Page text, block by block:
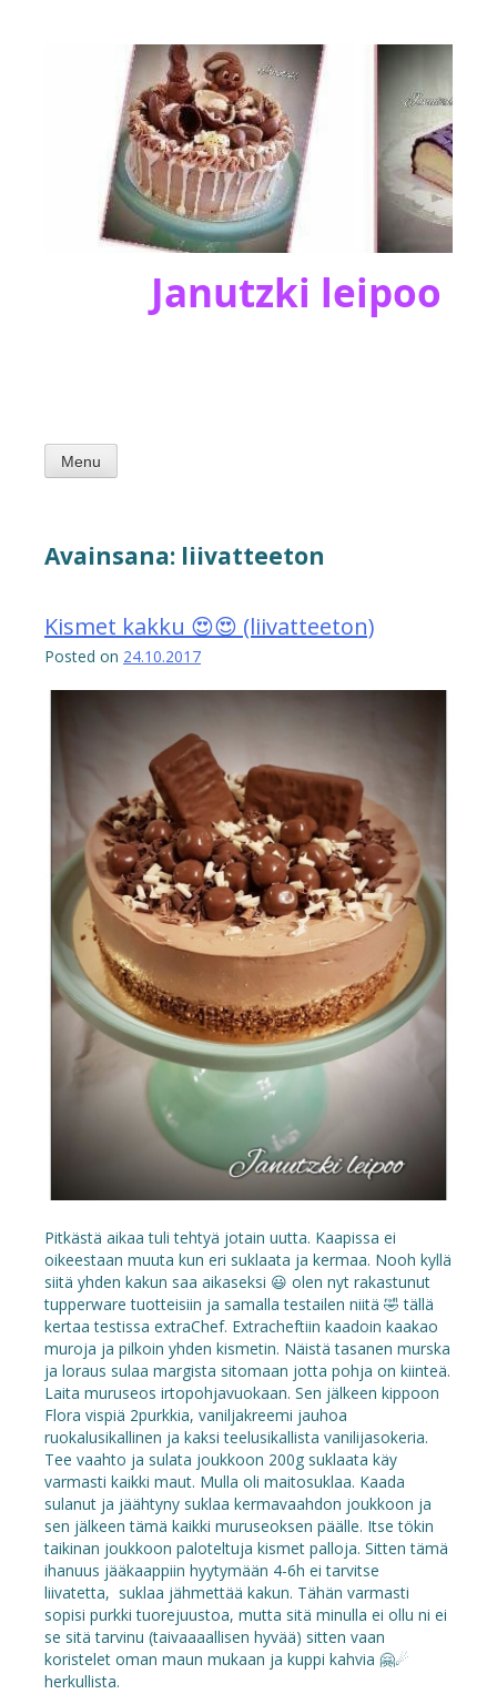
Janutzki leipoo
Menu
Avainsana: liivatteeton
Kismet kakku 😍😍 (liivatteeton)
Posted on 24.10.2017
Pitkästä aikaa tuli tehtyä jotain uutta. Kaapissa ei
oikeestaan muuta kun eri suklaata ja kermaa. Nooh kyllä
siitä yhden kakun saa aikaseksi 😃 olen nyt rakastunut
tupperware tuotteisiin ja samalla testailen niitä 🤣 tällä
kertaa testissa extraChef. Extracheftiin kaadoin kaakao
muroja ja pilkoin yhden kismetin. Näistä tasanen murska
ja loraus sulaa margista sitomaan jotta pohja on kiinteä.
Laita muruseos irtopohjavuokaan. Sen jälkeen kippoon
Flora vispiä 2purkkia, vaniljakreemi jauhoa
ruokalusikallinen ja kaksi teelusikallista vanilijasokeria.
Tee vaahto ja sulata joukkoon 200g suklaata käy
varmasti kaikki maut. Mulla oli maitosuklaa. Kaada
sulanut ja jäähtyny suklaa kermavaahdon joukkoon ja
sen jälkeen tämä kaikki muruseoksen päälle. Itse tökin
taikinan joukkoon paloteltuja kismet palloja. Sitten tämä
ihanuus jääkaappiin hyytymään 4-6h ei tarvitse
liivatetta, suklaa jähmettää kakun. Tähän varmasti
sopisi purkki tuorejuustoa, mutta sitä minulla ei ollu ni ei
se sitä tarvinu (taivaaaallisen hyvää) sitten vaan
koristelet oman maun mukaan ja kuppi kahvia 🤗☄
herkullista.